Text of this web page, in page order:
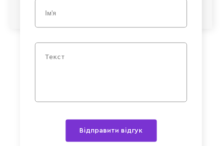
Відправити відгук